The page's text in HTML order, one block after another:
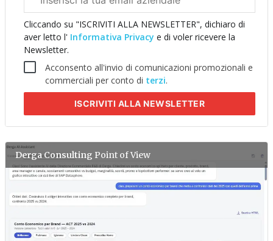
aziendale
Cliccando su "ISCRIVITI ALLA NEWSLETTER", dichiaro di
aver letto l' Informativa Privacy e di voler ricevere la
Newsletter.
Acconsento all'invio di comunicazioni promozionali e
commerciali per conto di terzi.
ISCRIVITI ALLA NEWSLETTER
Derga Consulting Point of View